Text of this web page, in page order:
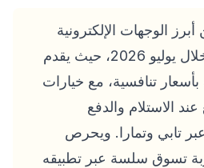
الوجهات الإلكترونية
للتسوق في المنطقة خلال يوليو 2026، حيث يقدم
بأسعار تنافسية، مع خيارات
الاستلام والدفع
تابي وتمارا. ويحرص
تسوق سلسة عبر تطبيقه